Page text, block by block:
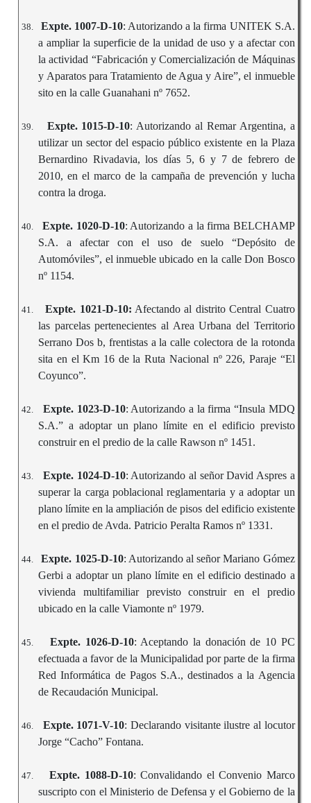
38. Expte. 1007-D-10: Autorizando a la firma UNITEK S.A.
a ampliar la superficie de la unidad de uso y a afectar con
la actividad “Fabricación y Comercialización de Máquinas
y Aparatos para Tratamiento de Agua y Aire”, el inmueble
sito en la calle Guanahani nº 7652.
39. Expte. 1015-D-10: Autorizando al Remar Argentina, a
utilizar un sector del espacio público existente en la Plaza
Bernardino Rivadavia, los días 5, 6 y 7 de febrero de
2010, en el marco de la campaña de prevención y lucha
contra la droga.
40. Expte. 1020-D-10: Autorizando a la firma BELCHAMP
S.A. a afectar con el uso de suelo “Depósito de
Automóviles”, el inmueble ubicado en la calle Don Bosco
nº 1154.
41. Expte. 1021-D-10: Afectando al distrito Central Cuatro
las parcelas pertenecientes al Area Urbana del Territorio
Serrano Dos b, frentistas a la calle colectora de la rotonda
sita en el Km 16 de la Ruta Nacional nº 226, Paraje “El
Coyunco”.
42. Expte. 1023-D-10: Autorizando a la firma “Insula MDQ
S.A.” a adoptar un plano límite en el edificio previsto
construir en el predio de la calle Rawson nº 1451.
43. Expte. 1024-D-10: Autorizando al señor David Aspres a
superar la carga poblacional reglamentaria y a adoptar un
plano límite en la ampliación de pisos del edificio existente
en el predio de Avda. Patricio Peralta Ramos nº 1331.
44. Expte. 1025-D-10: Autorizando al señor Mariano Gómez
Gerbi a adoptar un plano límite en el edificio destinado a
vivienda multifamiliar previsto construir en el predio
ubicado en la calle Viamonte nº 1979.
45. Expte. 1026-D-10: Aceptando la donación de 10 PC
efectuada a favor de la Municipalidad por parte de la firma
Red Informática de Pagos S.A., destinados a la Agencia
de Recaudación Municipal.
46. Expte. 1071-V-10: Declarando visitante ilustre al locutor
Jorge “Cacho” Fontana.
47. Expte. 1088-D-10: Convalidando el Convenio Marco
suscripto con el Ministerio de Defensa y el Gobierno de la